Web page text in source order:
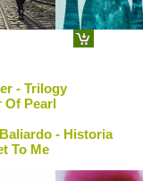
- Trilogy
Of Pearl
- Historia
To Me